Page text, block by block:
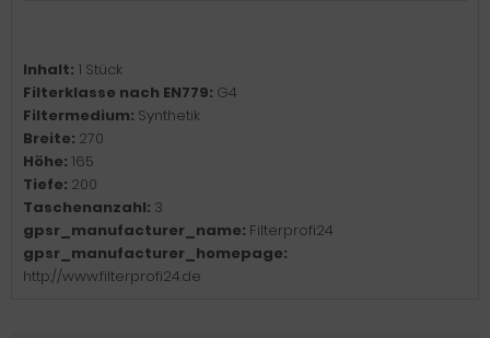
Inhalt: 1 Stück
Filterklasse nach EN779: G4
Filtermedium: Synthetik
Breite: 270
Höhe: 165
Tiefe: 200
Taschenanzahl: 3
gpsr_manufacturer_name: Filterprofi24
gpsr_manufacturer_homepage:
http://www.filterprofi24.de